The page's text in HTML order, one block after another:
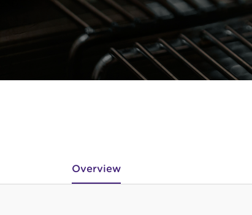
Overview